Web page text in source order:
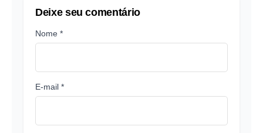
Deixe seu comentário
Nome *
E-mail *